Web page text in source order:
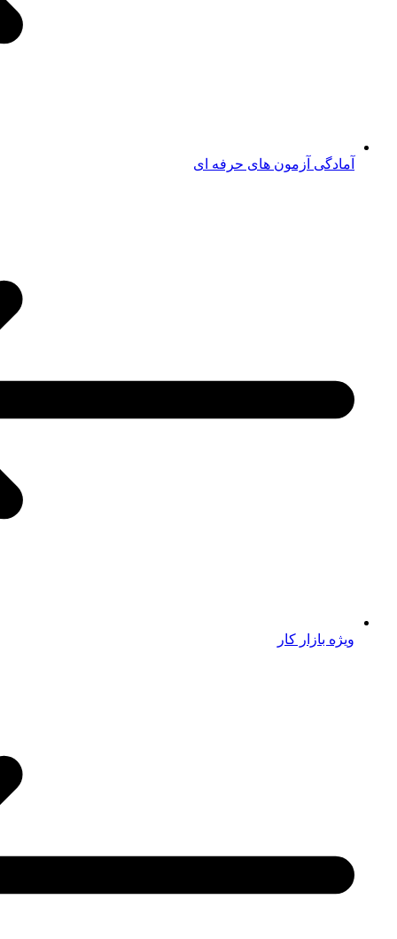
آمادگی آزمون های حرفه ای
ویژه بازار کار